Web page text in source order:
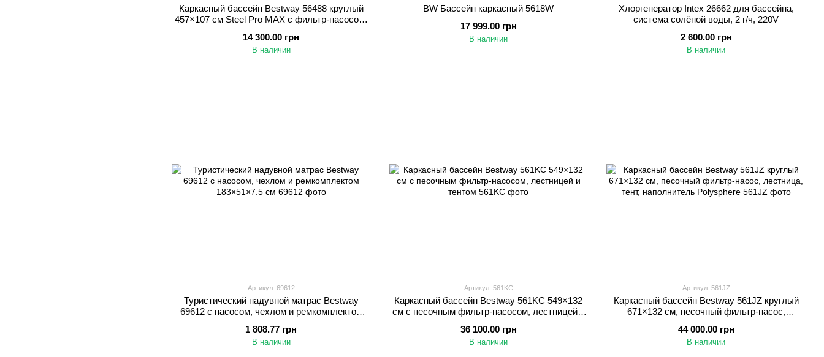
Каркасный бассейн Bestway 56488 круглый
457×107 см Steel Pro MAX с фильтр-насосом,
14 300.00 грн
В наличии
BW Бассейн каркасный 5618W
17 999.00 грн
В наличии
Хлоргенератор Intex 26662 для бассейна,
система солёной воды, 2 г/ч, 220V
2 600.00 грн
В наличии
Артикул: 69612
Туристический надувной матрас Bestway
69612 с насосом, чехлом и ремкомплектом
1 808.77 грн
В наличии
Артикул: 561KC
Каркасный бассейн Bestway 561KC 549×132
см с песочным фильтр-насосом, лестницей и
36 100.00 грн
В наличии
Артикул: 561JZ
Каркасный бассейн Bestway 561JZ круглый
671×132 см, песочный фильтр-насос,
44 000.00 грн
В наличии